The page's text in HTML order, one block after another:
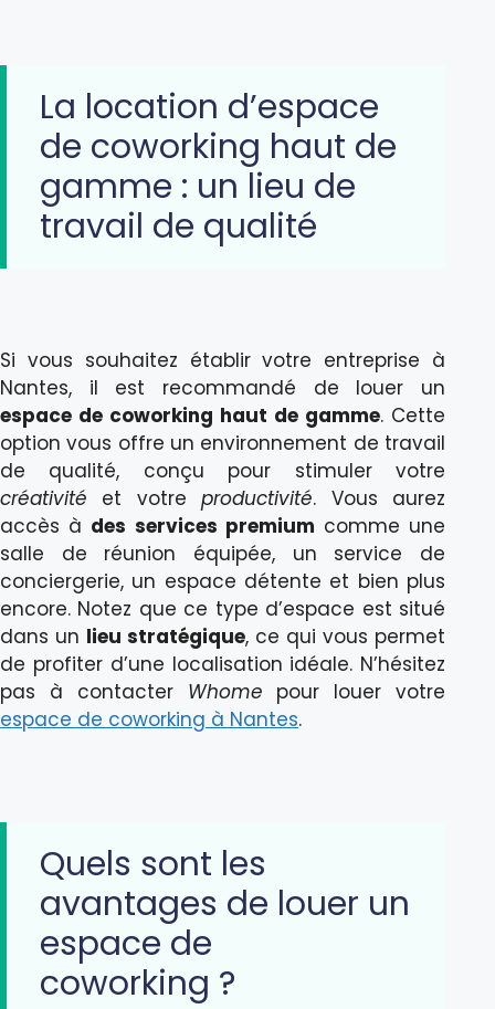
La location d’espace
de coworking haut de
gamme : un lieu de
travail de qualité
Si vous souhaitez établir votre entreprise à
Nantes, il est recommandé de louer un
espace de coworking haut de gamme. Cette
option vous offre un environnement de travail
de qualité, conçu pour stimuler votre
créativité et votreproductivité. Vous aurez
accès à des services premium comme une
salle de réunion équipée, un service de
conciergerie, un espace détente et bien plus
encore. Notez que ce type d’espace est situé
dans un lieu stratégique, ce qui vous permet
de profiter d’une localisation idéale. N’hésitez
pas à contacter Whome pour louer votre
espace de coworking à Nantes.
Quels sont les
avantages de louer un
espace de
coworking ?